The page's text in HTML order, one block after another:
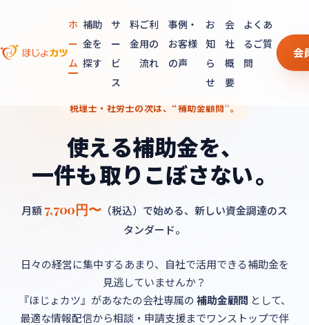
ホ
ー
ム
補助
金を
探す
サ
ー
ビ
ス
料
金
ご利
用の
流れ
事例・
お客様
の声
お
知
ら
せ
会
社
概
要
よくあ
るご質
問
会
税理士・社労士の次は、“補助金顧問”。
使える補助金を、
一件も取りこぼさない。
月額 7,700円〜（税込）で始める、新しい資金調達のス
タンダード。
日々の経営に集中するあまり、自社で活用できる補助金を
見逃していませんか？
『ほじょカツ』があなたの会社専属の補助金顧問 として、
最適な情報配信から相談・申請支援までワンストップで伴